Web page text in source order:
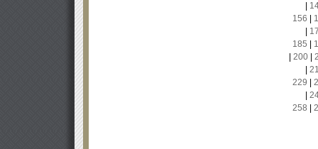
156
185
200|
229
258